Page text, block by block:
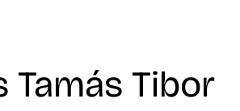
Tamás Tibor